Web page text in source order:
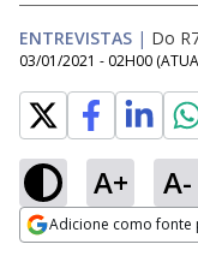
ENTREVISTAS | Do
03/01/2021 - 02H00
A+ A-
Adicione como fonte